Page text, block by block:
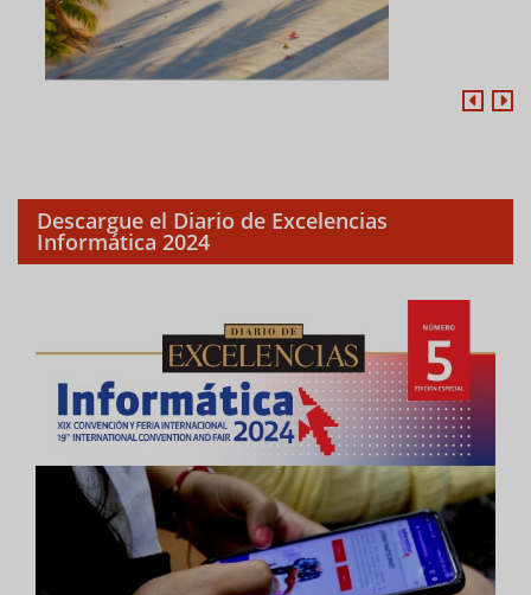
Descargue el Diario de Excelencias
Informática 2024